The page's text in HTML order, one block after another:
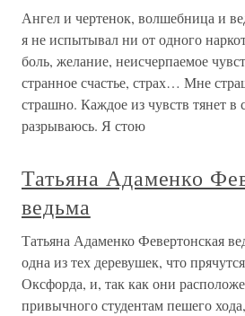
Ангел и чертенок, волшебница и
я не испытывал ни от одного
боль, желание, неисчерпаемое
странное счастье, страх… Мне
страшно. Каждое из чувств тянет в
разрываюсь. Я стою
Татьяна Адаменко
ведьма
Татьяна Адаменко Февертонская
одна из тех деревушек, что
Оксфорда, и, так как они
привычного студентам пешего